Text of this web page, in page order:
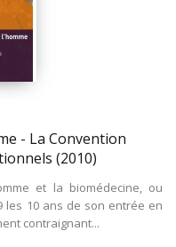
- La Convention
(2010)
et la biomédecine, ou
les 10 ans de son entrée en
contraignant...